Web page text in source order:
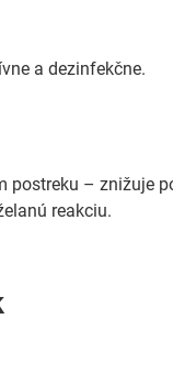
a dezinfekčne.
postreku – znižuje
reakciu.